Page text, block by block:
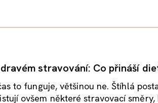
stravování: Co přináší
to funguje, většinou ne. Štíhlá
ovšem některé stravovací směry,